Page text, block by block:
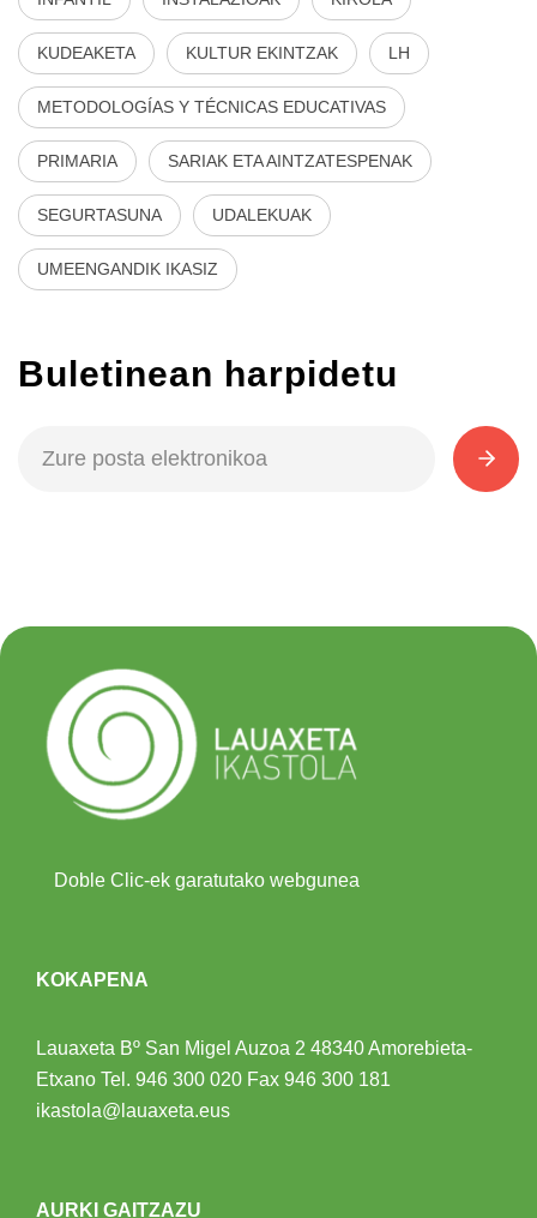
KUDEAKETA KULTUR EKINTZAK LH
METODOLOGÍAS Y TÉCNICAS EDUCATIVAS
PRIMARIA SARIAK ETA AINTZATESPENAK
SEGURTASUNA UDALEKUAK
UMEENGANDIK IKASIZ
Buletinean harpidetu
Doble Clic-ek garatutako webgunea
KOKAPENA
Lauaxeta Bº San Migel Auzoa 2 48340 Amorebieta-
Etxano Tel. 946 300 020 Fax 946 300 181
ikastola@lauaxeta.eus
AURKI GAITZAZU